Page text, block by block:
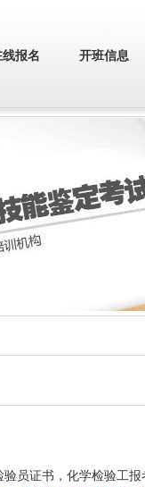
线报名 开班信息
验员证书，化学检验工报